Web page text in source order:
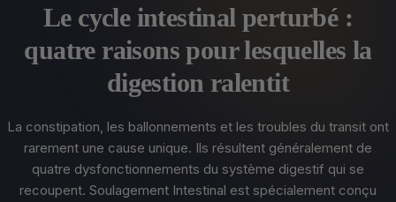
Le cycle intestinal perturbé :
quatre raisons pour lesquelles la
digestion ralentit
La constipation, les ballonnements et les troubles du transit ont
rarement une cause unique. Ils résultent généralement de
quatre dysfonctionnements du système digestif qui se
recoupent. Soulagement Intestinal est spécialement conçu